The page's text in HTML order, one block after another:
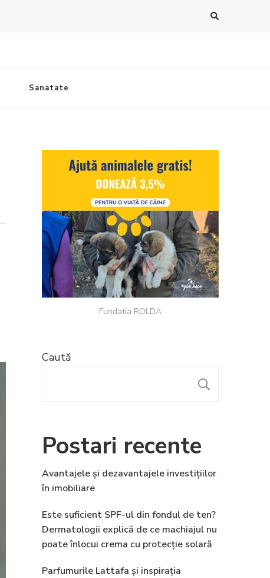
Sanatate
Fundatia ROLDA
Caută
Postari recente
Avantajele și dezavantajele investițiilor
în imobiliare
Este suficient SPF-ul din fondul de ten?
Dermatologii explică de ce machiajul nu
poate înlocui crema cu protecție solară
Parfumurile Lattafa și inspirația